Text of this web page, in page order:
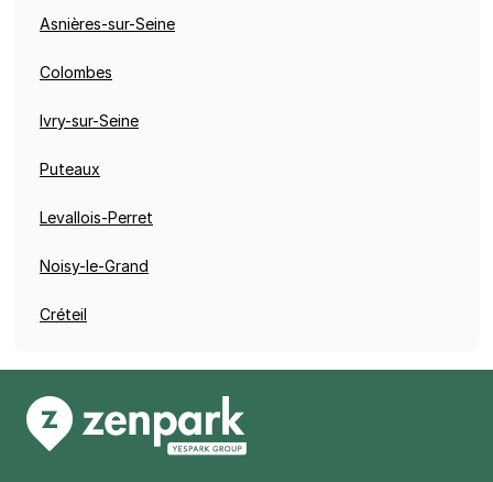
Asnières-sur-Seine
Colombes
Ivry-sur-Seine
Puteaux
Levallois-Perret
Noisy-le-Grand
Créteil